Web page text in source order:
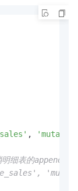
,
细表的